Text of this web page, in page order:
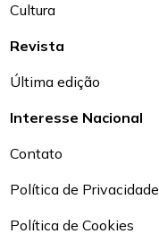
Cultura
Revista
Última edição
Interesse Nacional
Contato
Política de Privacidade
Política de Cookies